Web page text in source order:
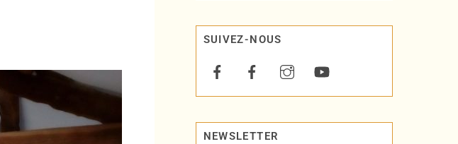
SUIVEZ-NOUS
NEWSLETTER